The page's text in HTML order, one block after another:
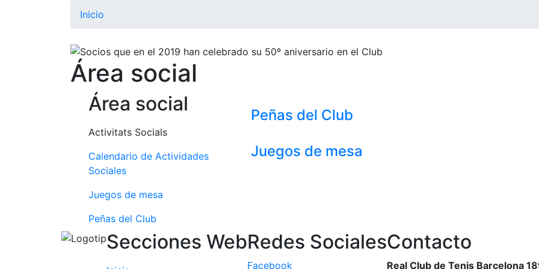
Inicio
Área social
Área social
Activitats Socials
Calendario de Actividades
Sociales
Juegos de mesa
Peñas del Club
Peñas del Club
Juegos de mesa
Secciones WebRedes Sociales
Facebook
Contacto
Real Club de Tenis Barcelona